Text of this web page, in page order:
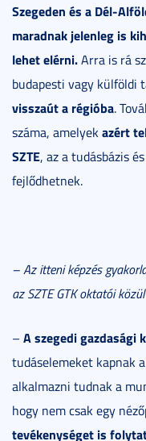
Szegeden és a Dél-
maradnak jelenleg is
lehet elérni.Arra is rá
budapesti vagy külföldi
visszaút a régióba.
száma, amelyekazért
SZTE, az a tudásbázis
fejlődhetnek.
– Az itteni képzés
az SZTE GTK oktatói
– A szegedi gazdasági
tudáselemeket kapnak
alkalmazni tudnak a
hogy nem csak egy
tevékenységet is